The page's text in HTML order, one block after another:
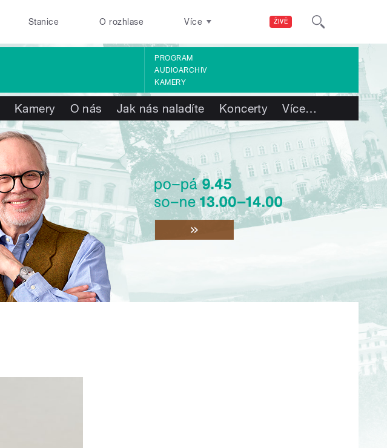
ŽIVĚ
Stanice O rozhlase Více
PROGRAM
AUDIOARCHIV
KAMERY
Kamery O nás Jak nás naladíte Koncerty Více…